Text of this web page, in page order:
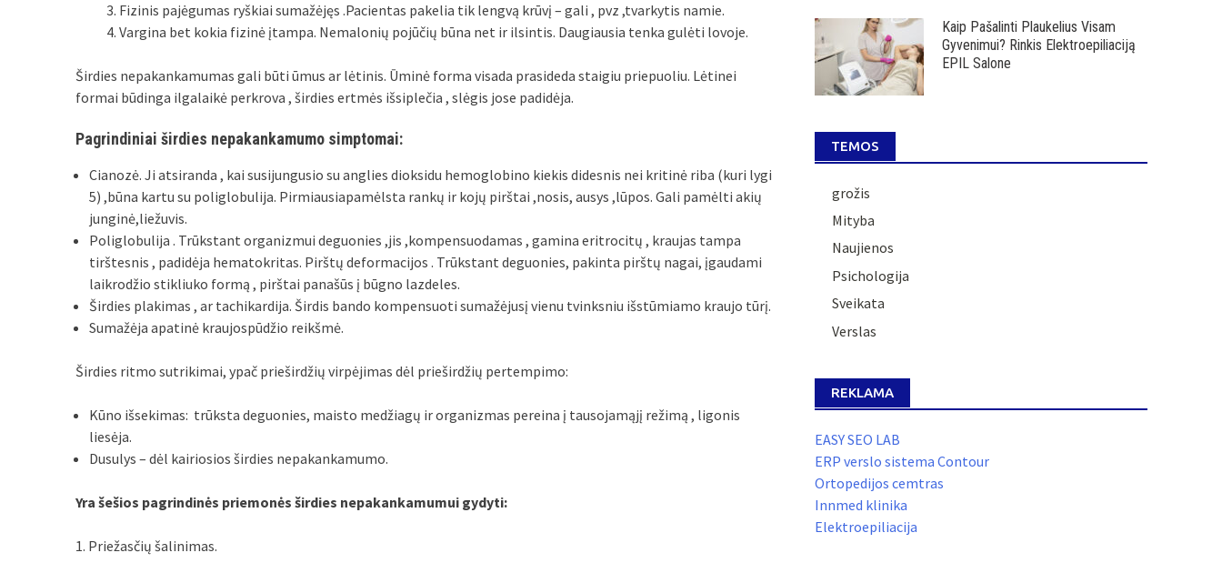
Fizinis pajėgumas ryškiai sumažėjęs .Pacientas pakelia tik lengvą krūvį – gali , pvz ,tvarkytis namie.
Vargina bet kokia fizinė įtampa. Nemalonių pojūčių būna net ir ilsintis. Daugiausia tenka gulėti lovoje.
Širdies nepakankamumas gali būti ūmus ar lėtinis. Ūminė forma visada prasideda staigiu priepuoliu. Lėtinei
formai būdinga ilgalaikė perkrova , širdies ertmės išsiplečia , slėgis jose padidėja.
Pagrindiniai širdies nepakankamumo simptomai:
Cianozė. Ji atsiranda , kai susijungusio su anglies dioksidu hemoglobino kiekis didesnis nei kritinė riba (kuri lygi
5) ,būna kartu su poliglobulija. Pirmiausiapamėlsta rankų ir kojų pirštai ,nosis, ausys ,lūpos. Gali pamėlti akių
junginė,liežuvis.
Poliglobulija . Trūkstant organizmui deguonies ,jis ,kompensuodamas , gamina eritrocitų , kraujas tampa
tirštesnis , padidėja hematokritas. Pirštų deformacijos . Trūkstant deguonies, pakinta pirštų nagai, įgaudami
laikrodžio stikliuko formą , pirštai panašūs į būgno lazdeles.
Širdies plakimas , ar tachikardija. Širdis bando kompensuoti sumažėjusį vienu tvinksniu išstūmiamo kraujo tūrį.
Sumažėja apatinė kraujospūdžio reikšmė.
Širdies ritmo sutrikimai, ypač prieširdžių virpėjimas dėl prieširdžių pertempimo:
Kūno išsekimas: trūksta deguonies, maisto medžiagų ir organizmas pereina į tausojamąjį režimą , ligonis
liesėja.
Dusulys – dėl kairiosios širdies nepakankamumo.
Yra šešios pagrindinės priemonės širdies nepakankamumui gydyti:
1. Priežasčių šalinimas.
Kaip Pašalinti Plaukelius Visam
Gyvenimui? Rinkis Elektroepiliaciją
EPIL Salone
TEMOS
grožis
Mityba
Naujienos
Psichologija
Sveikata
Verslas
REKLAMA
EASY SEO LAB
ERP verslo sistema Contour
Ortopedijos cemtras
Innmed klinika
Elektroepiliacija